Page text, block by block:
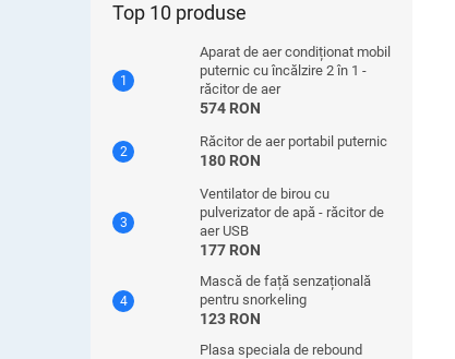
Top 10 produse
Aparat de aer condiționat mobil
puternic cu încălzire 2 în 1 -
răcitor de aer
574 RON
Răcitor de aer portabil puternic
180 RON
Ventilator de birou cu
pulverizator de apă - răcitor de
aer USB
177 RON
Mască de față senzațională
pentru snorkeling
123 RON
Plasa speciala de rebound